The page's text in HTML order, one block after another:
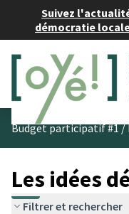
Suivez
démocratie
Budget participatif #1/
Les idées
Filtrer et rechercher